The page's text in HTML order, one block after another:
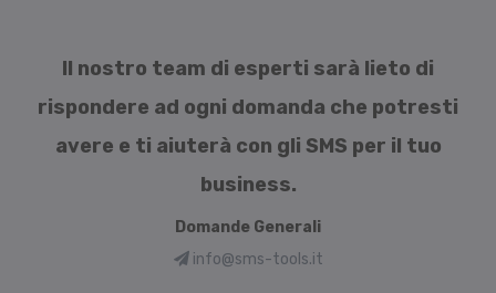
Il nostro team di esperti sarà lieto di
rispondere ad ogni domanda che potresti
avere e ti aiuterà con gli SMS per il tuo
business.
Domande Generali
info@sms-tools.it